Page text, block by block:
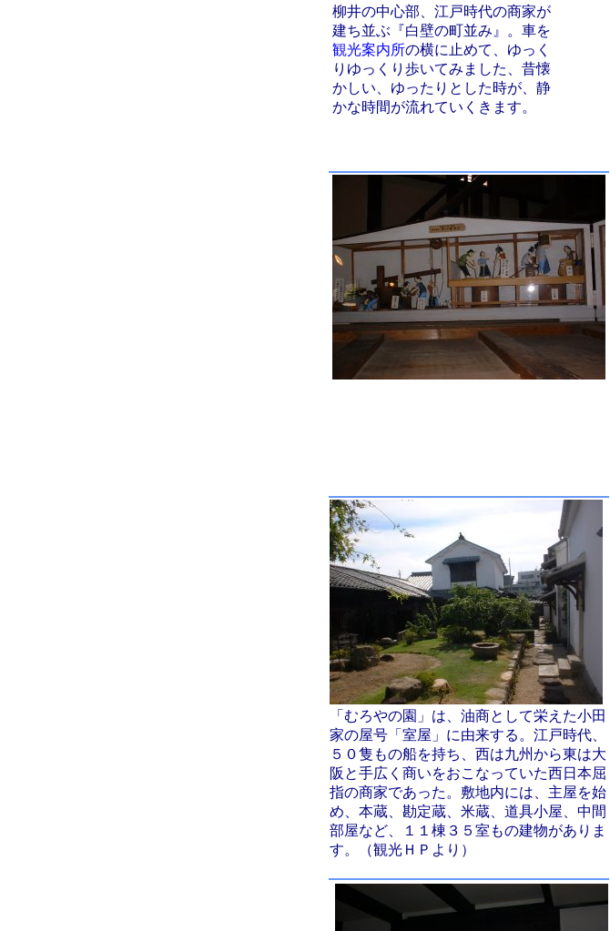
柳井の中心部、江戸時代の商家が
建ち並ぶ『白壁の町並み』。車を
観光案内所の横に止めて、ゆっく
りゆっくり歩いてみました、昔懐
かしい、ゆったりとした時が、静
かな時間が流れていくきます。
「むろやの園」は、油商として栄えた小田
家の屋号「室屋」に由来する。江戸時代、
５０隻もの船を持ち、西は九州から東は大
阪と手広く商いをおこなっていた西日本屈
指の商家であった。敷地内には、主屋を始
め、本蔵、勘定蔵、米蔵、道具小屋、中間
部屋など、１１棟３５室もの建物がありま
す。（観光ＨＰより）